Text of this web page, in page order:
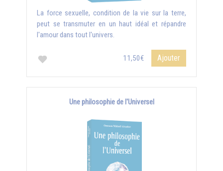
La force sexuelle, condition de la vie sur la terre,
peut se transmuter en un haut idéal et répandre
l'amour dans tout l'univers.
11,50€ Ajouter
Une philosophie de l'Universel